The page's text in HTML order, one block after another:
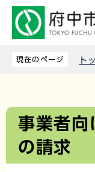
先
現在のページ ト
文
か
事業者向
の請求